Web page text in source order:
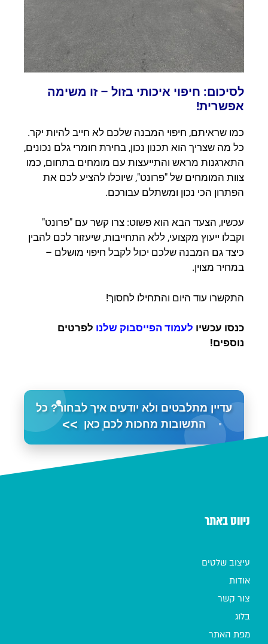
לסיכום: חיפוי איכותי בזול – זו משימה
אפשרית!
כמו שראיתם, חיפוי המבנה שלכם לא חייב להיות יקר.
כל מה שצריך הוא תכנון נכון, בחירת חומרי גלם נכונים,
התארגנות מראש והתייעצות עם מומחים בתחום, כמו
צוות המומחים של "פרונט", שיוכלו להציע לכם את
הפתרון הכי נכון ומשתלם עבורכם.
עכשיו, הצעד הבא הוא פשוט: צרו קשר עם "פרונט"
וקבלו ייעוץ מקצועי, ללא התחייבות, שיעזור לכם להבין
כיצד גם המבנה שלכם יכול לקבל חיפוי מושלם –
במחיר מצוין.
התקשרו עוד היום והתחילו לחסוך!
כנסו עכשיו לעמוד הפייסבוק שלנו לפרטים
נוספים!
עדיין מתלבטים ולא יודעים איך לבחור? כל
התשובות מחכות לכם כאן >>
ניווט באתר
עיצוב שלטים
אודות
צור קשר
בלוג
מפת האתר